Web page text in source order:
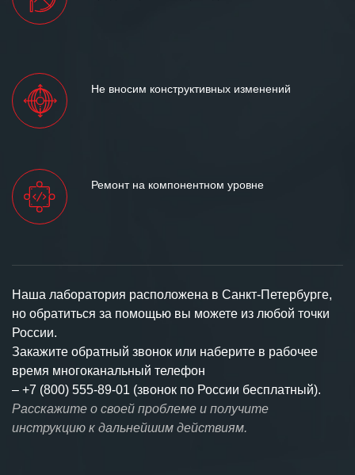
Не вносим конструктивных изменений
Ремонт на компонентном уровне
Наша лаборатория расположена в Санкт-Петербурге,
но обратиться за помощью вы можете из любой точки
России.
Закажите обратный звонок или наберите в рабочее
время многоканальный телефон
– +7 (800) 555-89-01 (звонок по России бесплатный).
Расскажите о своей проблеме и получите
инструкцию к дальнейшим действиям.